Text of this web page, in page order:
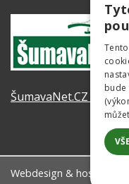
ŠumavaNet.CZ -
Webdesign & hosting:
bude